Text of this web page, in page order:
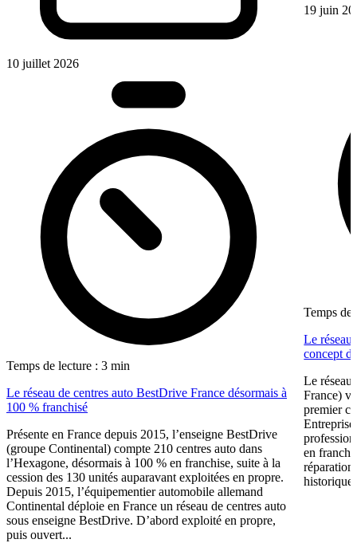
10 juillet 2026
Temps de lecture : 3 min
Le réseau de centres auto BestDrive France désormais à
100 % franchisé
Présente en France depuis 2015, l’enseigne BestDrive
(groupe Continental) compte 210 centres auto dans
l’Hexagone, désormais à 100 % en franchise, suite à la
cession des 130 unités auparavant exploitées en propre.
Depuis 2015, l’équipementier automobile allemand
Continental déploie en France un réseau de centres auto
sous enseigne BestDrive. D’abord exploité en propre,
puis ouvert...
19 juin
Temps de
Le réseau
concept
Le réseau
France)
premier
en
historique